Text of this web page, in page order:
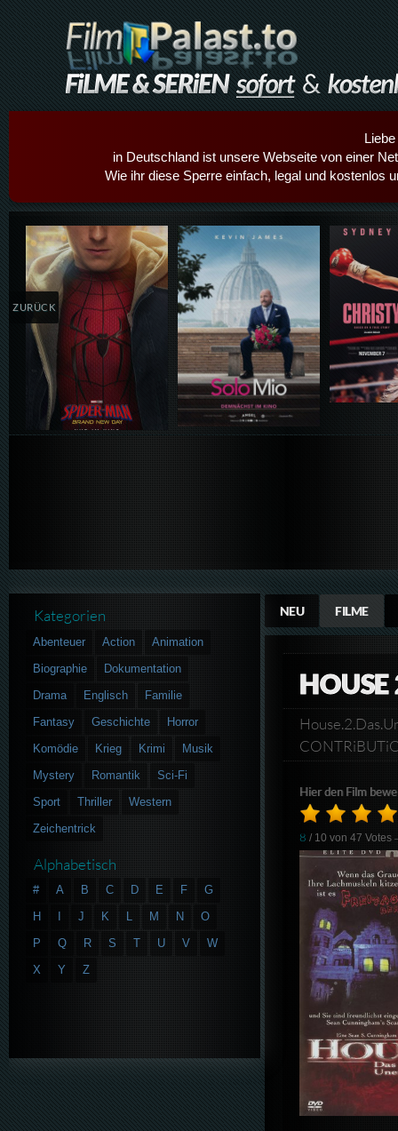
in Deutschland ist unsere Webseite von einer
Wie ihr diese Sperre einfach, legal und kostenlos
Details,Play Details,Play
ZURÜCK
NEU FILME
HOUSE
Hier den Film
8 / 10 von47 Votes
Kategorien
Abenteuer Action
Animation
Biographie
Dokumentation
Drama
Englisch
Familie
Fantasy
Geschichte
Horror
Komödie
Krieg Krimi
Musik
Mystery
Romantik
Sci-Fi
Sport
Thriller
Western
Zeichentrick
Alphabetisch
# A B C D E F
G
H
J K L M N
O
P
Q R S T U V
W
X
Y Z